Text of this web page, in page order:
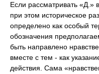
Если рассматривать «Д.»
при этом историческое
определено как особый
обозначения
быть направлено
вместе с тем - как
действия. Сама